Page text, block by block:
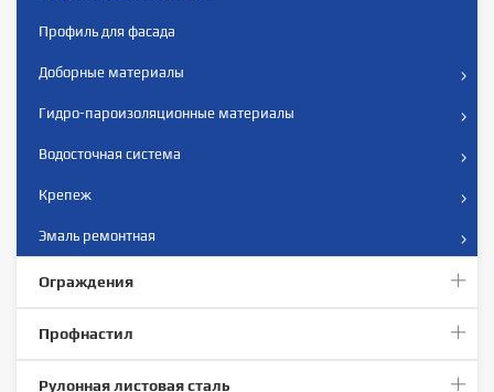
Профиль для фасада
Доборные материалы
Гидро-пароизоляционные материалы
Водосточная система
Крепеж
Эмаль ремонтная
Ограждения
Профнастил
Рулонная листовая сталь